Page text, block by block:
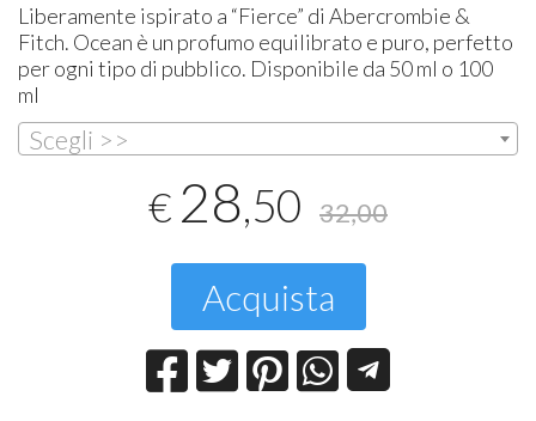
Liberamente ispirato a “Fierce” di Abercrombie &
Fitch. Ocean è un profumo equilibrato e puro, perfetto
per ogni tipo di pubblico. Disponibile da 50 ml o 100
ml
Scegli >>
€ 28,50 32,00
Acquista